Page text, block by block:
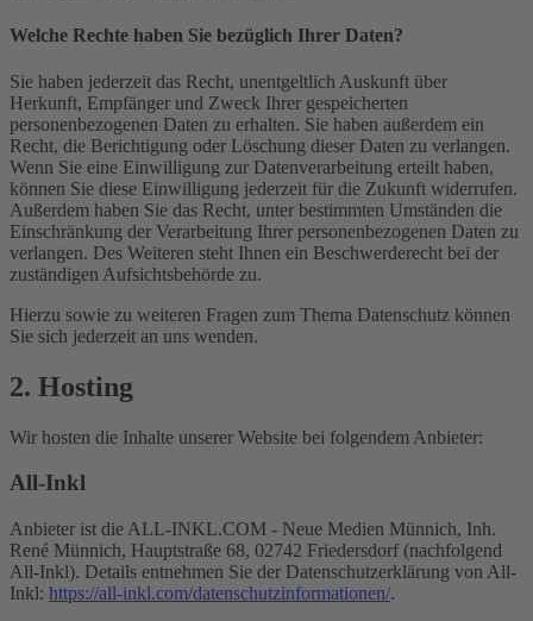
Welche Rechte haben Sie bezüglich Ihrer Daten?
Sie haben jederzeit das Recht, unentgeltlich Auskunft über
Herkunft, Empfänger und Zweck Ihrer gespeicherten
personenbezogenen Daten zu erhalten. Sie haben außerdem ein
Recht, die Berichtigung oder Löschung dieser Daten zu verlangen.
Wenn Sie eine Einwilligung zur Datenverarbeitung erteilt haben,
können Sie diese Einwilligung jederzeit für die Zukunft widerrufen.
Außerdem haben Sie das Recht, unter bestimmten Umständen die
Einschränkung der Verarbeitung Ihrer personenbezogenen Daten zu
verlangen. Des Weiteren steht Ihnen ein Beschwerderecht bei der
zuständigen Aufsichtsbehörde zu.
Hierzu sowie zu weiteren Fragen zum Thema Datenschutz können
Sie sich jederzeit an uns wenden.
2. Hosting
Wir hosten die Inhalte unserer Website bei folgendem Anbieter:
All-Inkl
Anbieter ist die ALL-INKL.COM - Neue Medien Münnich, Inh.
René Münnich, Hauptstraße 68, 02742 Friedersdorf (nachfolgend
All-Inkl). Details entnehmen Sie der Datenschutzerklärung von All-
Inkl: https://all-inkl.com/datenschutzinformationen/.